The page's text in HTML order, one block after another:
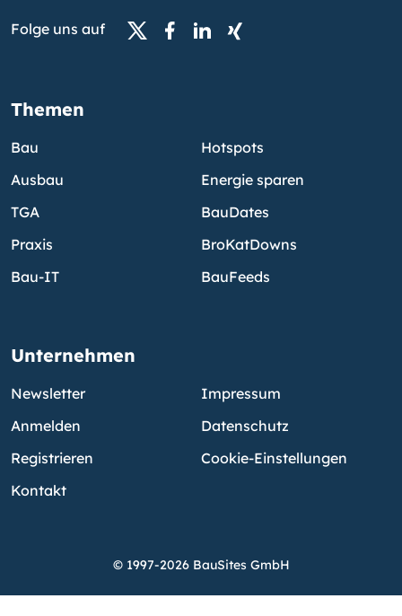
Folge uns auf
Themen
Bau
Ausbau
TGA
Praxis
Bau-IT
Hotspots
Energie sparen
BauDates
BroKatDowns
BauFeeds
Unternehmen
Newsletter
Anmelden
Registrieren
Kontakt
Impressum
Datenschutz
Cookie-Einstellungen
© 1997-2026 BauSites GmbH